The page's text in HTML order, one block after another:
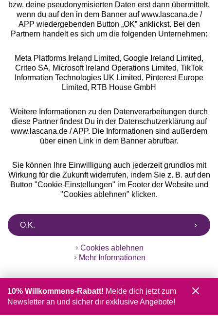
Rechtliches
Alle Preise inkl. MwSt., zzgl.
Versandkosten
** Bonität vorausgesetzt, berechtigt zur Bonitätsprüfung
bzw. deine pseudonymisierten Daten erst dann übermittelt,
wenn du auf den in dem Banner auf www.lascana.de /
APP wiedergebenden Button „OK” anklickst. Bei den
Partnern handelt es sich um die folgenden Unternehmen:
Meta Platforms Ireland Limited, Google Ireland Limited,
Criteo SA, Microsoft Ireland Operations Limited, TikTok
Information Technologies UK Limited, Pinterest Europe
Limited, RTB House GmbH
Weitere Informationen zu den Datenverarbeitungen durch
diese Partner findest Du in der Datenschutzerklärung auf
www.lascana.de / APP. Die Informationen sind außerdem
über einen Link in dem Banner abrufbar.
Sie können Ihre Einwilligung auch jederzeit grundlos mit
Wirkung für die Zukunft widerrufen, indem Sie z. B. auf den
Button "Cookie-Einstellungen" im Footer der Website und
"Cookies ablehnen" klicken.
O.K.
Cookies ablehnen
Mehr Informationen
10% Willkommens-Rabatt! Melde dich jetzt zum
Newsletter an und sicher dir exklusive Angebote!